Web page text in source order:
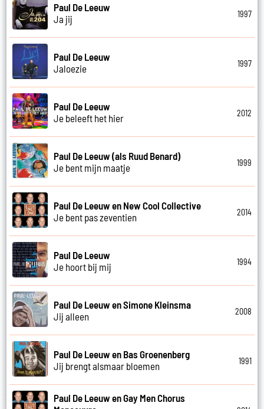
Paul De Leeuw
Ja jij
1997
Paul De Leeuw
Jaloezie
1997
Paul De Leeuw
Je beleeft het hier
2012
Paul De Leeuw (als Ruud Benard)
Je bent mijn maatje
1999
Paul De Leeuw en New Cool Collective
Je bent pas zeventien
2014
Paul De Leeuw
Je hoort bij mij
1994
Paul De Leeuw en Simone Kleinsma
Jij alleen
2008
Paul De Leeuw en Bas Groenenberg
Jij brengt alsmaar bloemen
1991
Paul De Leeuw en Gay Men Chorus